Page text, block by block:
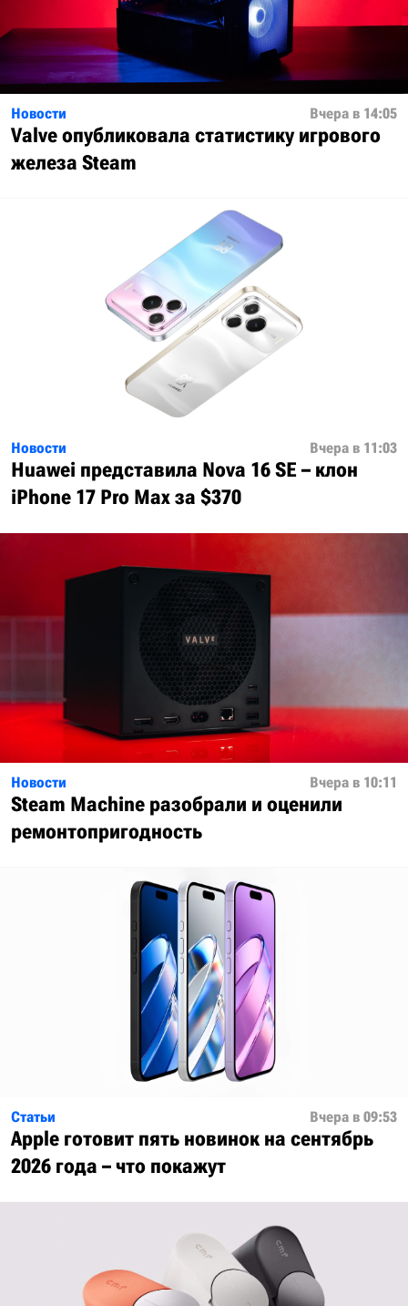
Новости Вчера в 14:05
Valve опубликовала статистику игрового
железа Steam
Новости Вчера в 11:03
Huawei представила Nova 16 SE – клон
iPhone 17 Pro Max за $370
Новости Вчера в 10:11
Steam Machine разобрали и оценили
ремонтопригодность
Статьи Вчера в 09:53
Apple готовит пять новинок на сентябрь
2026 года – что покажут